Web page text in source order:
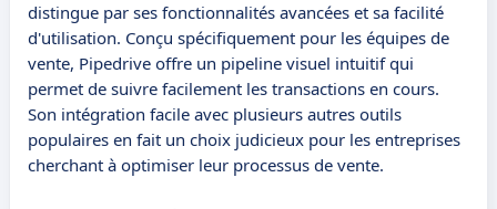
distingue par ses fonctionnalités avancées et sa facilité
d'utilisation. Conçu spécifiquement pour les équipes de
vente, Pipedrive offre un pipeline visuel intuitif qui
permet de suivre facilement les transactions en cours.
Son intégration facile avec plusieurs autres outils
populaires en fait un choix judicieux pour les entreprises
cherchant à optimiser leur processus de vente.